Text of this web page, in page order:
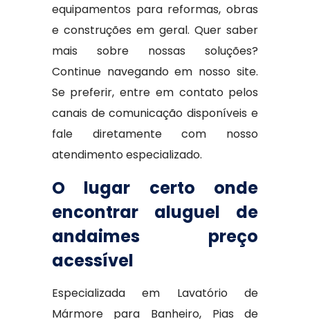
equipamentos para reformas, obras
e construções em geral. Quer saber
mais sobre nossas soluções?
Continue navegando em nosso site.
Se preferir, entre em contato pelos
canais de comunicação disponíveis e
fale diretamente com nosso
atendimento especializado.
O lugar certo onde
encontrar aluguel de
andaimes preço
acessível
Especializada em Lavatório de
Mármore para Banheiro, Pias de